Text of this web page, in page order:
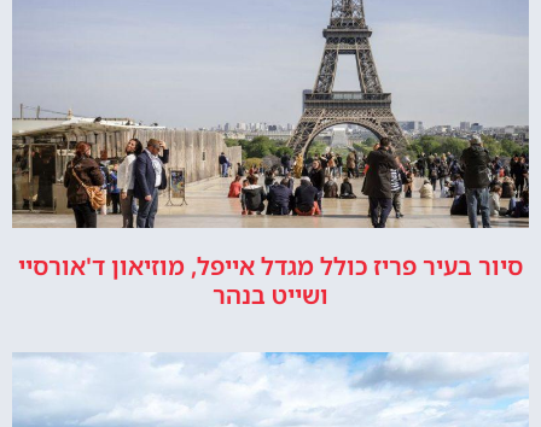
סיור בעיר פריז כולל מגדל אייפל, מוזיאון ד'אורסיי
ושייט בנהר